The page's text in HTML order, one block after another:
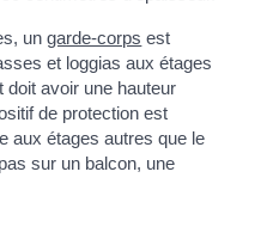
ungarde-corps est
et loggias aux étages
avoir une hauteur
de protection est
aux étages autres que le
sur un balcon, une